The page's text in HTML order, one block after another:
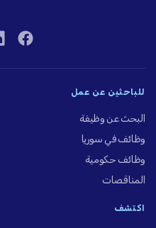
للباحثين عن عمل
البحث عن وظيفة
وظائف في سوريا
وظائف حكومية
المناقصات
اكتشف